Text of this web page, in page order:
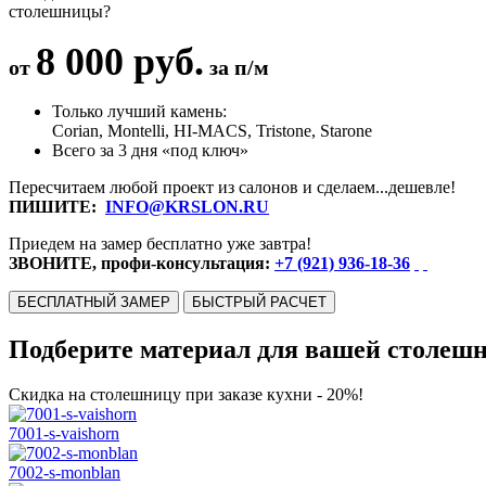
столешницы?
от 8 000 руб. за п/м
Только лучший камень:
Corian, Montelli, HI-MACS, Tristone, Starone
Всего за 3 дня «под ключ»
Пересчитаем любой проект из салонов и сделаем...дешевле!
ПИШИТЕ: INFO@KRSLON.RU
Приедем на замер бесплатно уже завтра!
ЗВОНИТЕ, профи-консультация: +7 (921) 936-18-36
БЕСПЛАТНЫЙ ЗАМЕР БЫСТРЫЙ РАСЧЕТ
Подберите материал для вашей
Скидка на столешницу при заказе кухни - 20%!
7001-s-vaishorn
7002-s-monblan